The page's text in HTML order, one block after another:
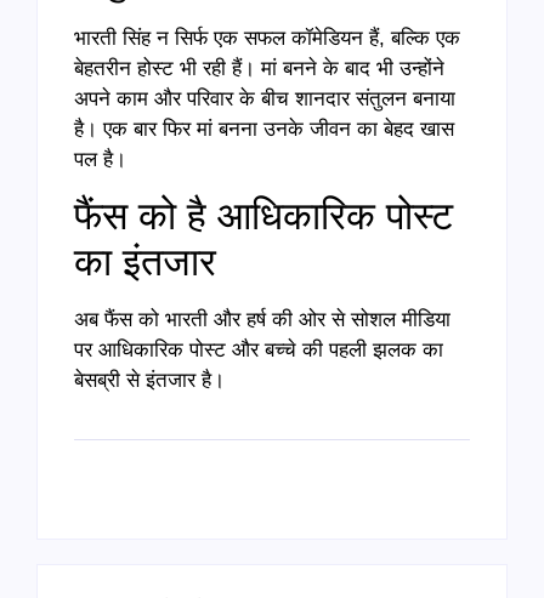
भारती सिंह न सिर्फ एक सफल कॉमेडियन हैं, बल्कि एक
बेहतरीन होस्ट भी रही हैं। मां बनने के बाद भी उन्होंने
अपने काम और परिवार के बीच शानदार संतुलन बनाया
है। एक बार फिर मां बनना उनके जीवन का बेहद खास
पल है।
फैंस को है आधिकारिक पोस्ट
का इंतजार
अब फैंस को भारती और हर्ष की ओर से सोशल मीडिया
पर आधिकारिक पोस्ट और बच्चे की पहली झलक का
बेसब्री से इंतजार है।